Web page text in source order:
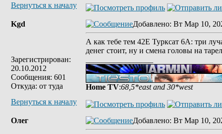
Вернуться к началу
Kgd
Зарегистрирован:
20.10.2012
Сообщения: 601
Откуда: от туда
Добавлено: Вт Мар 10,
А как тебе тем 42Е Турксат 6А: три
денег стоит, ну и смена головы на
Home TV:68,5*east and 30*west
Вернуться к началу
Олег Добавлено: Вт Мар 10,